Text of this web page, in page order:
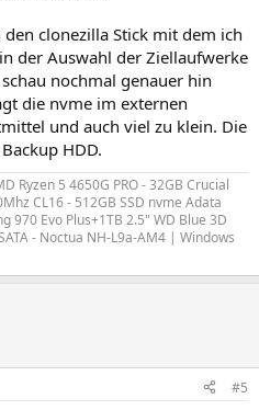
clonezilla Stick mit dem ich
der Auswahl der Ziellaufwerke
nochmal genauer hin
die nvme im externen
und auch viel zu klein. Die
HDD.
Ryzen 5 4650G PRO - 32GB Crucial
CL16 - 512GB SSD nvme Adata
970 Evo Plus+1TB 2.5" WD Blue 3D
- Noctua NH-L9a-AM4 | Windows
#5